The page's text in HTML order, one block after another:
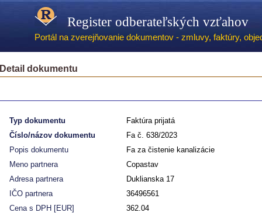
Register odberateľských vzťahov
Portál na zverejňovanie dokumentov - zmluvy, faktúry,
Detail dokumentu
Typ dokumentu
Faktúra prijatá
Číslo/názov dokumentu
Fa č. 638/2023
Popis dokumentu
Fa za čistenie kanalizácie
Meno partnera
Copastav
Adresa partnera
Duklianska 17
IČO partnera
36496561
Cena s DPH [EUR]
362.04